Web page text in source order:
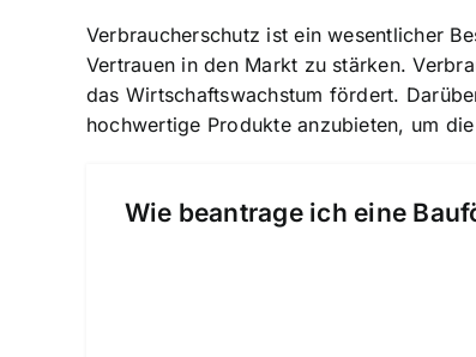
Verbraucherschutz ist ein wesentlicher
Vertrauen in den Markt zu stärken.
das Wirtschaftswachstum fördert.
hochwertige Produkte anzubieten, um
Wie beantrage ich eine